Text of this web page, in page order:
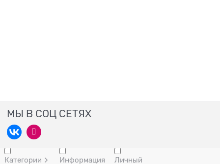
МЫ В СОЦ СЕТЯХ
Категории Информация Личный